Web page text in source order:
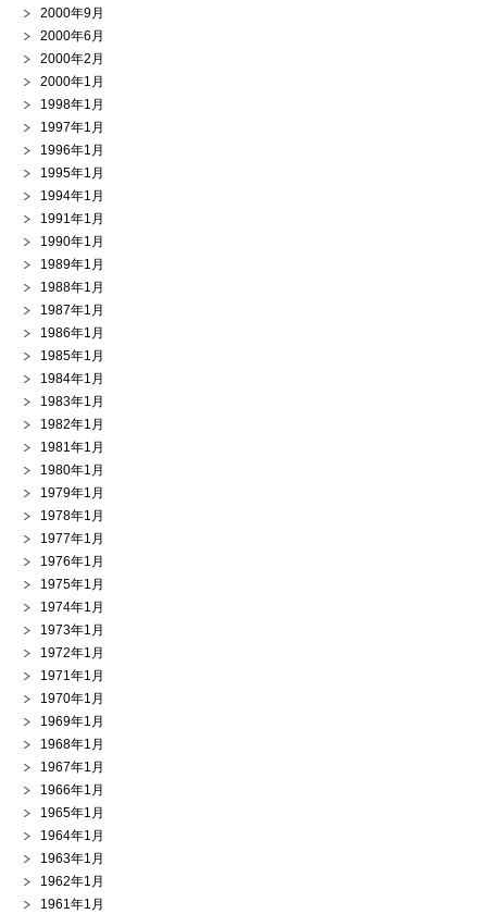
2000年9月
2000年6月
2000年2月
2000年1月
1998年1月
1997年1月
1996年1月
1995年1月
1994年1月
1991年1月
1990年1月
1989年1月
1988年1月
1987年1月
1986年1月
1985年1月
1984年1月
1983年1月
1982年1月
1981年1月
1980年1月
1979年1月
1978年1月
1977年1月
1976年1月
1975年1月
1974年1月
1973年1月
1972年1月
1971年1月
1970年1月
1969年1月
1968年1月
1967年1月
1966年1月
1965年1月
1964年1月
1963年1月
1962年1月
1961年1月